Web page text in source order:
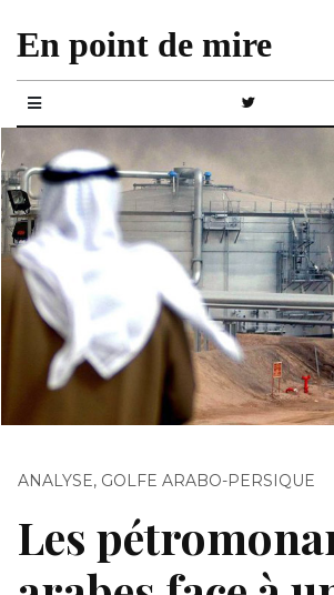
En point de mire
ANALYSE, GOLFE ARABO-PERSIQUE
Les